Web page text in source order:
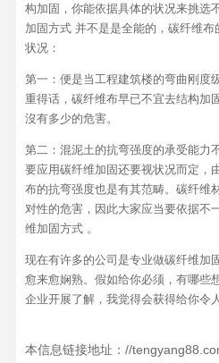
构加固，你能依据具体的状况来挑选
加固方式 并不是是全能的，碳纤维
状况：
第一：便是当工程建筑楼的弯曲
重得话，碳纤维布早已不宜去结构加
沒有多少的危害。
第二：混泥土的抗弯强度的承受
要应用碳纤维加固还要视状况而定，
布的抗弯强度也是有其范畴。碳纤维
对性的危害，因此大家应当要依据不
维加固方式 。
现在有许多的公司是专业做碳纤
愈来愈娴熟。假如给你必须，有哪些
企业开展了解，我觉得会获得给你令
本信息链接地址：//